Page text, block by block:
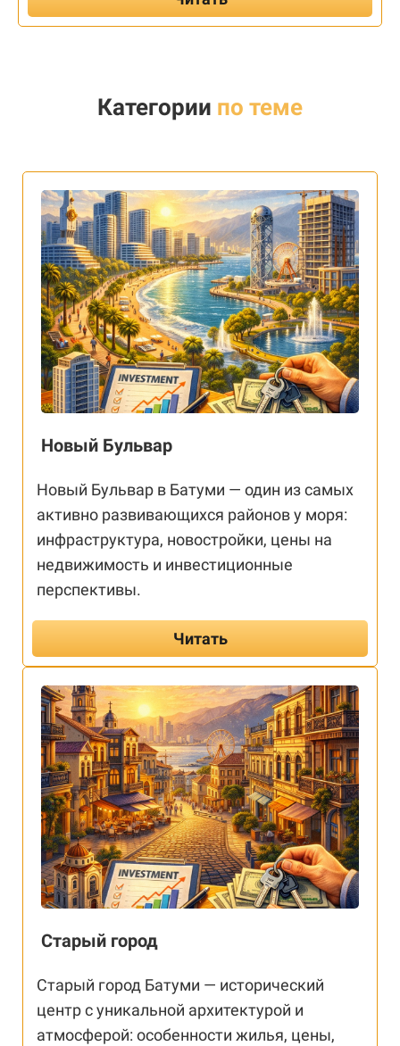
Категории по теме
Новый Бульвар
Новый Бульвар в Батуми — один из самых
активно развивающихся районов у моря:
инфраструктура, новостройки, цены на
недвижимость и инвестиционные
перспективы.
Читать
Старый город
Старый город Батуми — исторический
центр с уникальной архитектурой и
атмосферой: особенности жилья, цены,